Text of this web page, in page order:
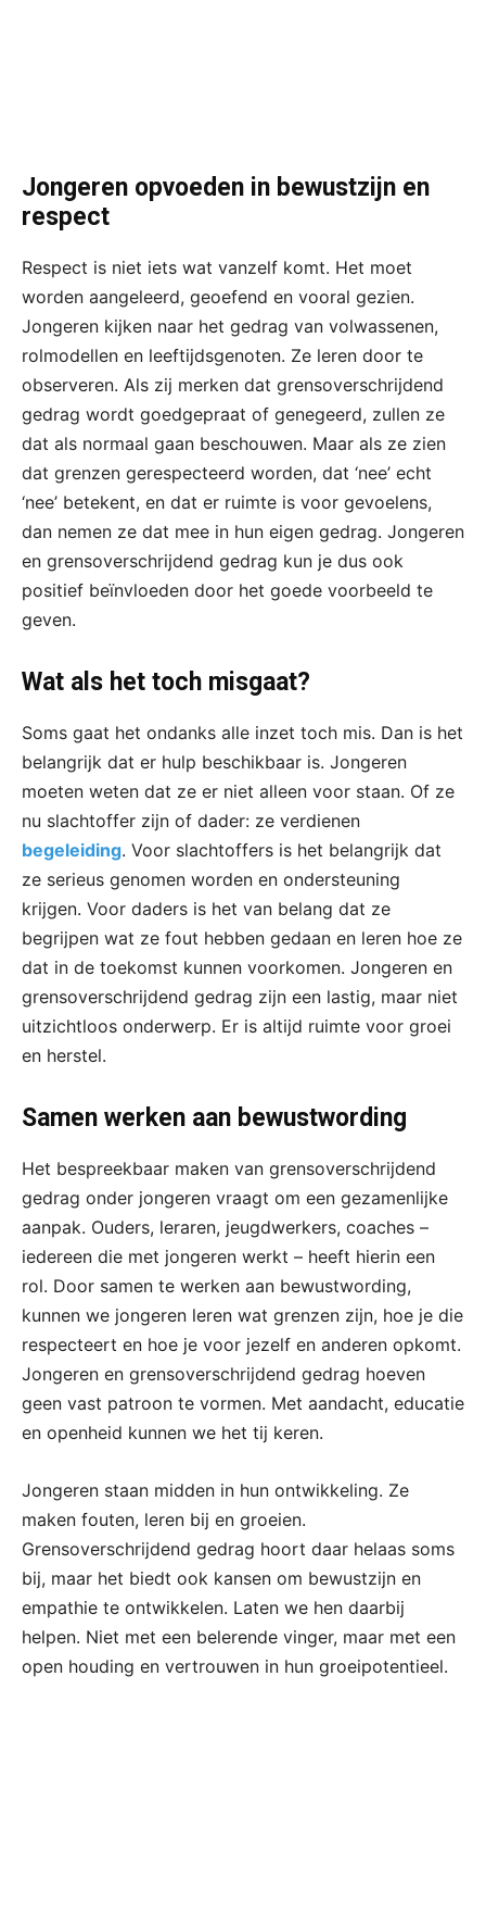
Jongeren opvoeden in bewustzijn en
respect
Respect is niet iets wat vanzelf komt. Het moet
worden aangeleerd, geoefend en vooral gezien.
Jongeren kijken naar het gedrag van volwassenen,
rolmodellen en leeftijdsgenoten. Ze leren door te
observeren. Als zij merken dat grensoverschrijdend
gedrag wordt goedgepraat of genegeerd, zullen ze
dat als normaal gaan beschouwen. Maar als ze zien
dat grenzen gerespecteerd worden, dat ‘nee’ echt
‘nee’ betekent, en dat er ruimte is voor gevoelens,
dan nemen ze dat mee in hun eigen gedrag. Jongeren
en grensoverschrijdend gedrag kun je dus ook
positief beïnvloeden door het goede voorbeeld te
geven.
Wat als het toch misgaat?
Soms gaat het ondanks alle inzet toch mis. Dan is het
belangrijk dat er hulp beschikbaar is. Jongeren
moeten weten dat ze er niet alleen voor staan. Of ze
nu slachtoffer zijn of dader: ze verdienen
begeleiding. Voor slachtoffers is het belangrijk dat
ze serieus genomen worden en ondersteuning
krijgen. Voor daders is het van belang dat ze
begrijpen wat ze fout hebben gedaan en leren hoe ze
dat in de toekomst kunnen voorkomen. Jongeren en
grensoverschrijdend gedrag zijn een lastig, maar niet
uitzichtloos onderwerp. Er is altijd ruimte voor groei
en herstel.
Samen werken aan bewustwording
Het bespreekbaar maken van grensoverschrijdend
gedrag onder jongeren vraagt om een gezamenlijke
aanpak. Ouders, leraren, jeugdwerkers, coaches –
iedereen die met jongeren werkt – heeft hierin een
rol. Door samen te werken aan bewustwording,
kunnen we jongeren leren wat grenzen zijn, hoe je die
respecteert en hoe je voor jezelf en anderen opkomt.
Jongeren en grensoverschrijdend gedrag hoeven
geen vast patroon te vormen. Met aandacht, educatie
en openheid kunnen we het tij keren.
Jongeren staan midden in hun ontwikkeling. Ze
maken fouten, leren bij en groeien.
Grensoverschrijdend gedrag hoort daar helaas soms
bij, maar het biedt ook kansen om bewustzijn en
empathie te ontwikkelen. Laten we hen daarbij
helpen. Niet met een belerende vinger, maar met een
open houding en vertrouwen in hun groeipotentieel.